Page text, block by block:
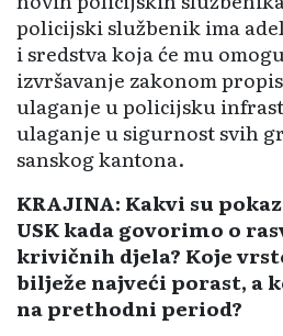
policijski službenik ima
i sredstva koja će mu
izvršavanje zakonom
ulaganje u policijsku
ulaganje u sigurnost svih
sanskog kantona.
KRAJINA: Kakvi su
USK kada govorimo o
krivičnih djela? Koje
bilježe najveći porast, a
na prethodni period?